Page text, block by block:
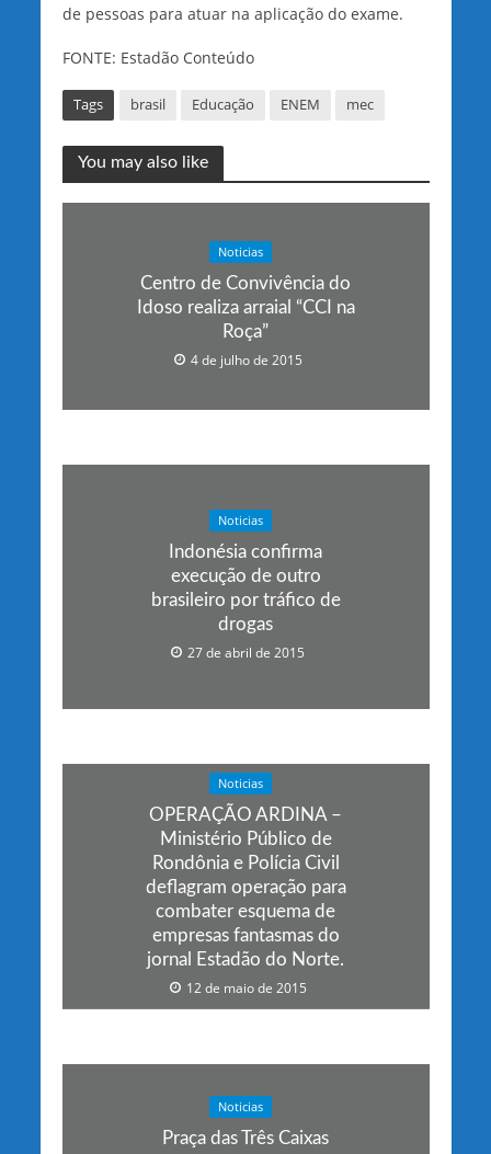
de pessoas para atuar na aplicação do exame.
FONTE: Estadão Conteúdo
Tags brasil Educação ENEM mec
You may also like
Noticias
Centro de Convivência do
Idoso realiza arraial “CCI na
Roça”
4 de julho de 2015
Noticias
Indonésia confirma
execução de outro
brasileiro por tráfico de
drogas
27 de abril de 2015
Noticias
OPERAÇÃO ARDINA –
Ministério Público de
Rondônia e Polícia Civil
deflagram operação para
combater esquema de
empresas fantasmas do
jornal Estadão do Norte.
12 de maio de 2015
Noticias
Praça das Três Caixas